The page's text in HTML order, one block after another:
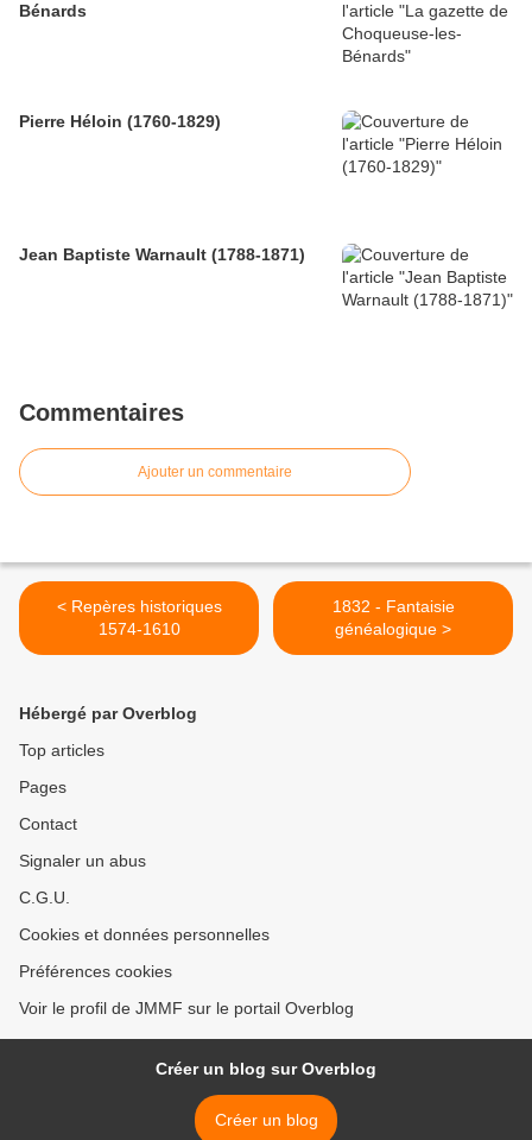
Bénards
Pierre Héloin (1760-1829)
Jean Baptiste Warnault (1788-1871)
Commentaires
Ajouter un commentaire
< Repères historiques
1574-1610
1832 - Fantaisie
généalogique >
Hébergé par Overblog
Top articles
Pages
Contact
Signaler un abus
C.G.U.
Cookies et données personnelles
Préférences cookies
Voir le profil de JMMF sur le portail Overblog
Créer un blog sur Overblog
Créer un blog